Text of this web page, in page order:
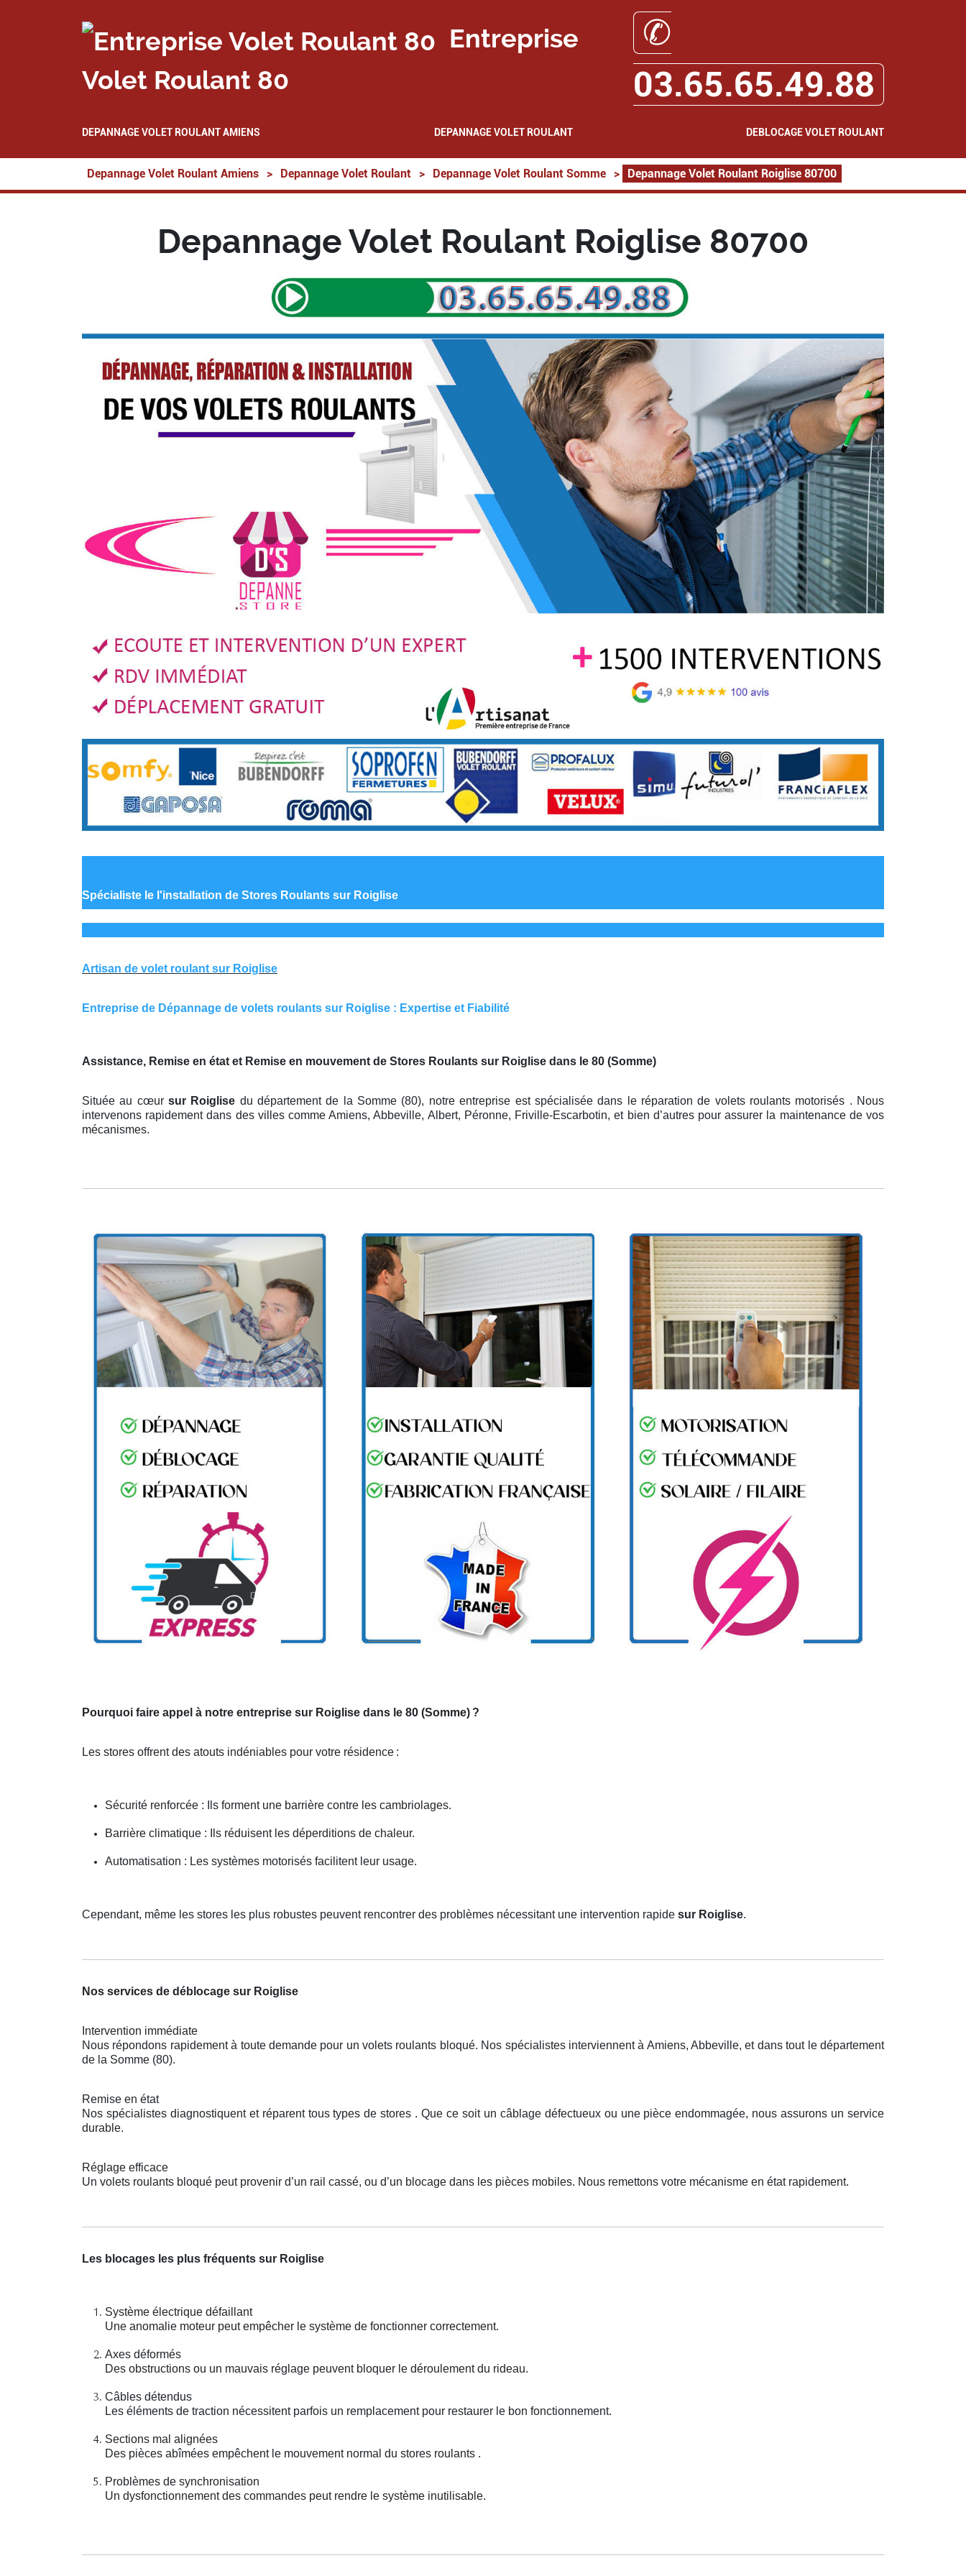
Entreprise
Volet Roulant 80
✆
03.65.65.49.88
DEPANNAGE VOLET ROULANT AMIENS DEPANNAGE VOLET ROULANT DEBLOCAGE VOLET ROULANT
Depannage Volet Roulant Amiens > Depannage Volet Roulant > Depannage Volet Roulant Somme > Depannage Volet Roulant Roiglise 80700
Depannage Volet Roulant Roiglise 80700
Spécialiste le l'installation de Stores Roulants sur Roiglise
Artisan de volet roulant sur Roiglise
Entreprise de Dépannage de volets roulants sur Roiglise : Expertise et Fiabilité
Assistance, Remise en état et Remise en mouvement de Stores Roulants sur Roiglise dans le 80 (Somme)
Située au cœursur Roiglise du département de la Somme (80), notre entreprise est spécialisée dans le réparation de volets roulants motorisés . Nous
intervenons rapidement dans des villes comme Amiens, Abbeville, Albert, Péronne, Friville-Escarbotin, et bien d’autres pour assurer la maintenance de vos
mécanismes.
Pourquoi faire appel à notre entreprise sur Roiglise dans le 80 (Somme) ?
Les stores offrent des atouts indéniables pour votre résidence :
Sécurité renforcée : Ils forment une barrière contre les cambriolages.
Barrière climatique : Ils réduisent les déperditions de chaleur.
Automatisation : Les systèmes motorisés facilitent leur usage.
Cependant, même les stores les plus robustes peuvent rencontrer des problèmes nécessitant une intervention rapide sur Roiglise.
Nos services de déblocage sur Roiglise
Intervention immédiate
Nous répondons rapidement à toute demande pour un volets roulants bloqué. Nos spécialistes interviennent à Amiens, Abbeville, et dans tout le département
de la Somme (80).
Remise en état
Nos spécialistes diagnostiquent et réparent tous types de stores . Que ce soit un câblage défectueux ou une pièce endommagée, nous assurons un service
durable.
Réglage efficace
Un volets roulants bloqué peut provenir d’un rail cassé, ou d’un blocage dans les pièces mobiles. Nous remettons votre mécanisme en état rapidement.
Les blocages les plus fréquents sur Roiglise
Système électrique défaillant
Une anomalie moteur peut empêcher le système de fonctionner correctement.
Axes déformés
Des obstructions ou un mauvais réglage peuvent bloquer le déroulement du rideau.
Câbles détendus
Les éléments de traction nécessitent parfois un remplacement pour restaurer le bon fonctionnement.
Sections mal alignées
Des pièces abîmées empêchent le mouvement normal du stores roulants .
Problèmes de synchronisation
Un dysfonctionnement des commandes peut rendre le système inutilisable.